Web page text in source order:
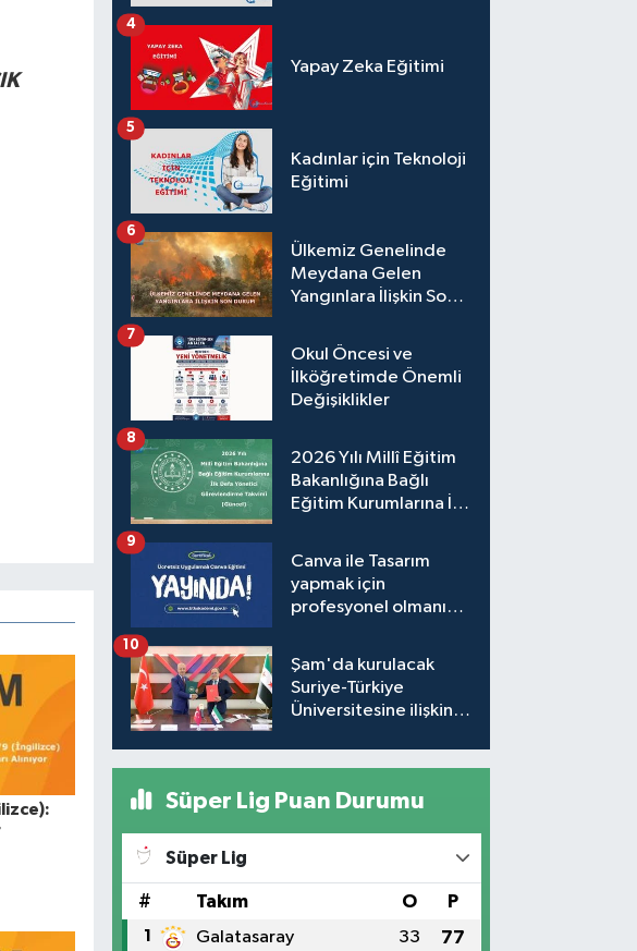
Yapay Zeka Eğitimi
4
Kadınlar için Teknoloji
Eğitimi
5
Ülkemiz Genelinde
Meydana Gelen
Yangınlara İlişkin Son
6
Okul Öncesi ve
İlköğretimde Önemli
Değişiklikler
7
2026 Yılı Millî Eğitim
Bakanlığına Bağlı
Eğitim Kurumlarına İlk
Takvimi (Güncel)
8
Canva ile Tasarım
yapmak için
profesyonel olmanıza
9
Şam'da kurulacak
Suriye-Türkiye
Üniversitesine ilişkin
10
Süper Lig Puan Durumu
Süper Lig
# Takım O P
1 Galatasaray 33 77